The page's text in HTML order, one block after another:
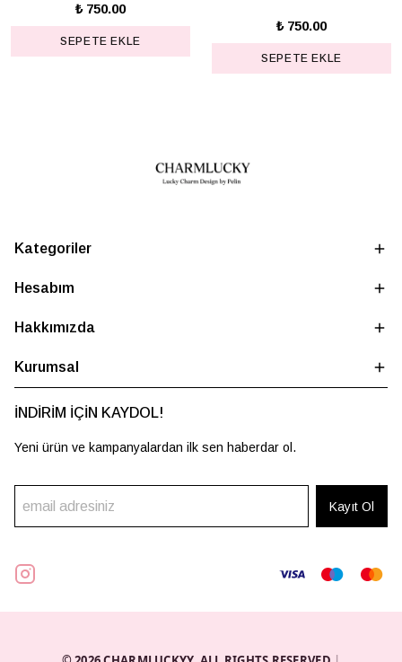
₺ 750.00
SEPETE EKLE
₺ 750.00
SEPETE EKLE
Kategoriler
Hesabım
Hakkımızda
Kurumsal
İNDİRİM İÇİN KAYDOL!
Yeni ürün ve kampanyalardan ilk sen haberdar ol.
Kayıt Ol